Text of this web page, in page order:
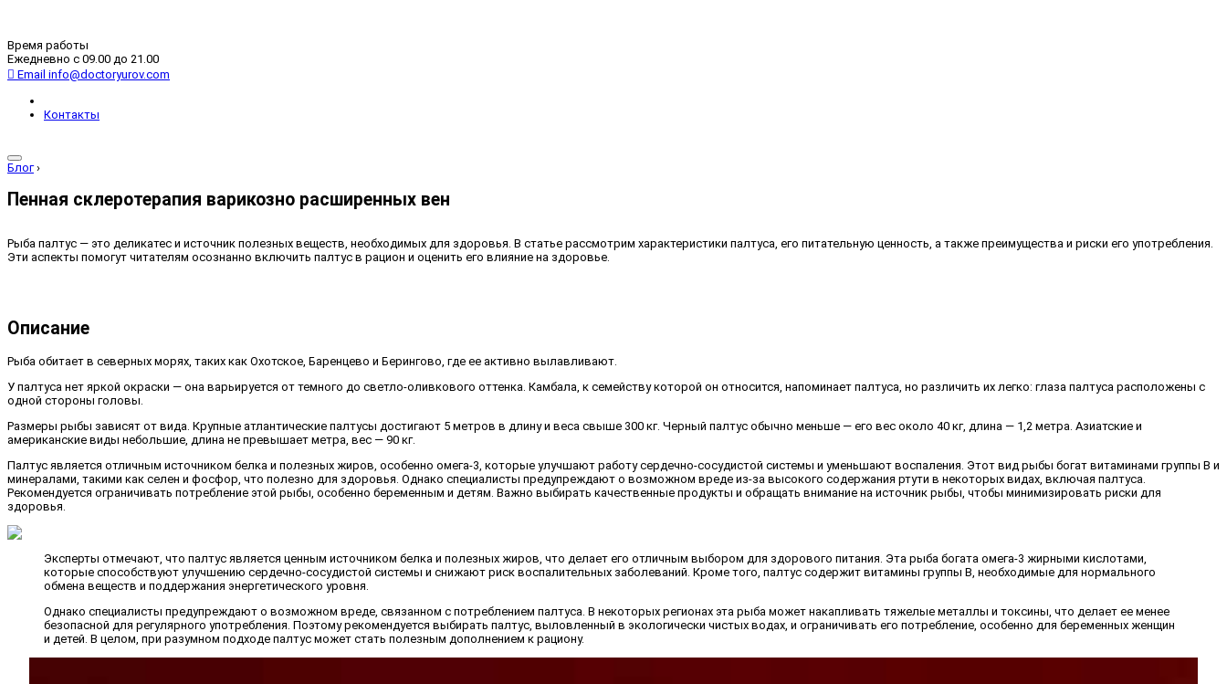
Время работы
Ежедневно с 09.00 до 21.00
Email info@doctoryurov.com
Контакты
Блог ›
Пенная склеротерапия варикозно расширенных вен
Рыба палтус — это деликатес и источник полезных веществ, необходимых для здоровья. В статье рассмотрим характеристики палтуса, его питательную ценность, а также преимущества и риски его употребления.
Эти аспекты помогут читателям осознанно включить палтус в рацион и оценить его влияние на здоровье.
Описание
Рыба обитает в северных морях, таких как Охотское, Баренцево и Берингово, где ее активно вылавливают.
У палтуса нет яркой окраски — она варьируется от темного до светло-оливкового оттенка. Камбала, к семейству которой он относится, напоминает палтуса, но различить их легко: глаза палтуса расположены с
одной стороны головы.
Размеры рыбы зависят от вида. Крупные атлантические палтусы достигают 5 метров в длину и веса свыше 300 кг. Черный палтус обычно меньше — его вес около 40 кг, длина — 1,2 метра. Азиатские и
американские виды небольшие, длина не превышает метра, вес — 90 кг.
Палтус является отличным источником белка и полезных жиров, особенно омега-3, которые улучшают работу сердечно-сосудистой системы и уменьшают воспаления. Этот вид рыбы богат витаминами группы B и
минералами, такими как селен и фосфор, что полезно для здоровья. Однако специалисты предупреждают о возможном вреде из-за высокого содержания ртути в некоторых видах, включая палтуса.
Рекомендуется ограничивать потребление этой рыбы, особенно беременным и детям. Важно выбирать качественные продукты и обращать внимание на источник рыбы, чтобы минимизировать риски для
здоровья.
Эксперты отмечают, что палтус является ценным источником белка и полезных жиров, что делает его отличным выбором для здорового питания. Эта рыба богата омега-3 жирными кислотами,
которые способствуют улучшению сердечно-сосудистой системы и снижают риск воспалительных заболеваний. Кроме того, палтус содержит витамины группы B, необходимые для нормального
обмена веществ и поддержания энергетического уровня.
Однако специалисты предупреждают о возможном вреде, связанном с потреблением палтуса. В некоторых регионах эта рыба может накапливать тяжелые металлы и токсины, что делает ее менее
безопасной для регулярного употребления. Поэтому рекомендуется выбирать палтус, выловленный в экологически чистых водах, и ограничивать его потребление, особенно для беременных женщин
и детей. В целом, при разумном подходе палтус может стать полезным дополнением к рациону.